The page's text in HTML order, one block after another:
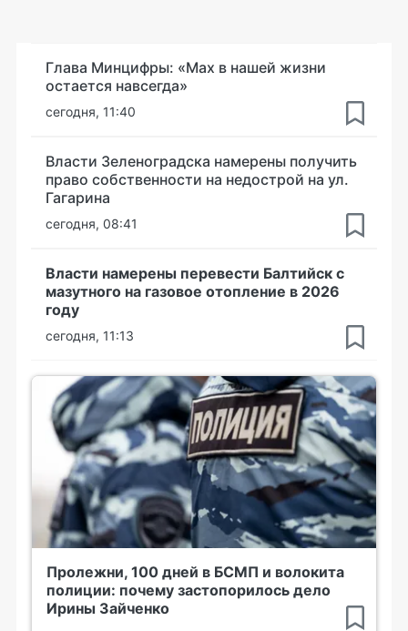
Глава Минцифры: «Мах в нашей жизни
остается навсегда»
сегодня, 11:40
Власти Зеленоградска намерены получить
право собственности на недострой на ул.
Гагарина
сегодня, 08:41
Власти намерены перевести Балтийск с
мазутного на газовое отопление в 2026
году
сегодня, 11:13
Пролежни, 100 дней в БСМП и волокита
полиции: почему застопорилось дело
Ирины Зайченко